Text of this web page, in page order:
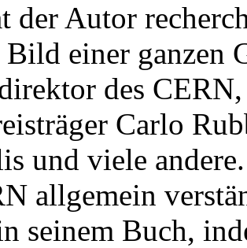
der Autor
einer ganzen
des
Carlo
und viele
allgemein
seinem Buch,